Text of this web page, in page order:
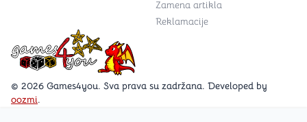
Games4you logo
© 2026 Games4you. Sva prava su zadržana. Developed by
oozmi.
Zamena artikla
Reklamacije